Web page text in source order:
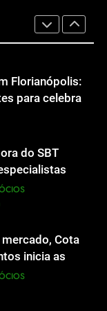
está com
Florianópolis:
para celebrar
do SBT
Cota
inicia as
e apresenta